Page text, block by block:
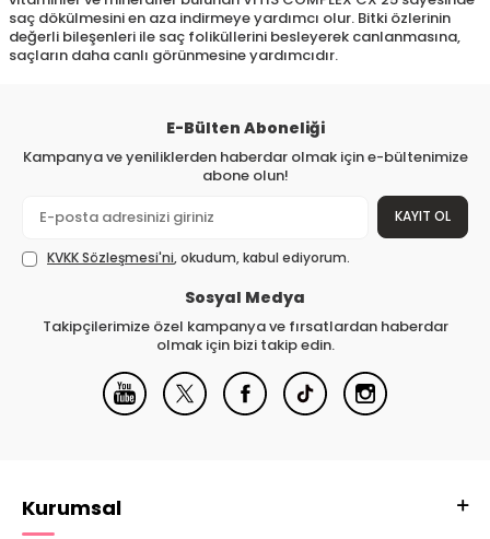
saç dökülmesini en aza indirmeye yardımcı olur. Bitki özlerinin
değerli bileşenleri ile saç foliküllerini besleyerek canlanmasına,
saçların daha canlı görünmesine yardımcıdır.
E-Bülten Aboneliği
Kampanya ve yeniliklerden haberdar olmak için e-bültenimize
abone olun!
KAYIT OL
KVKK Sözleşmesi'ni, okudum, kabul ediyorum.
Sosyal Medya
Takipçilerimize özel kampanya ve fırsatlardan haberdar
olmak için bizi takip edin.
Kurumsal